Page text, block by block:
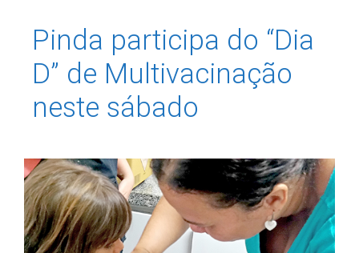
Pinda participa do “Dia
D” de Multivacinação
neste sábado